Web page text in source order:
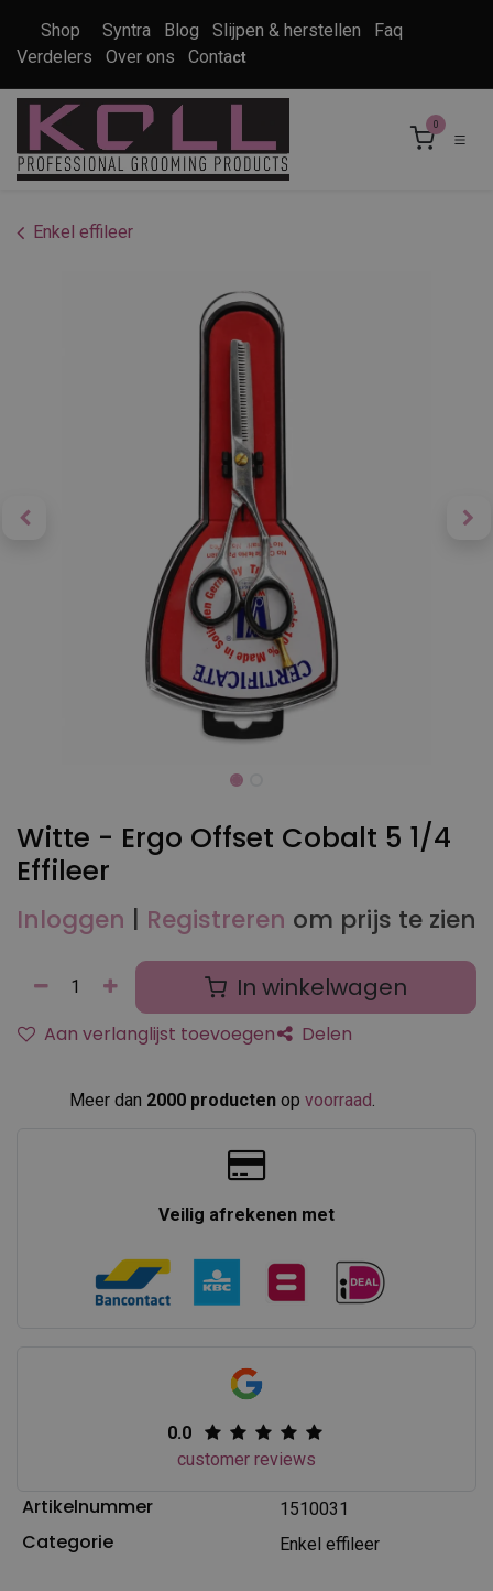
Shop Syntra Blog Slijpen & herstellen
Faq
Verdelers
Over ons Contact
0
Enkel effileer
Witte - Ergo Offset Cobalt 5 1/4
Effileer
Inloggen | Registreren om prijs te zien
In winkelwagen
Aan verlanglijst toevoegen Delen
Meer dan 2000 producten op voorraad
Veilig afrekenen met
0.0
customer reviews
Artikelnummer 1510031
Categorie Enkel effileer